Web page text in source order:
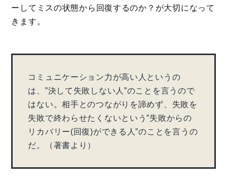
ーしてミスの状態から回復するのか？が大切になって
きます。
コミュニケーション力が高い人というの
は、”決して失敗しない人”のことを言うので
はない。相手とのつながりを諦めず、失敗を
失敗で終わらせたくないという”失敗からの
リカバリー(回復)ができる人”のことを言うの
だ。（著書より）